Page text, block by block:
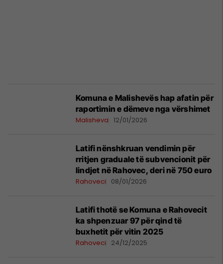
Komuna e Malishevës hap afatin për
raportimin e dëmeve nga vërshimet
Malisheva 12/01/2026
Latifi nënshkruan vendimin për
rritjen graduale të subvencionit për
lindjet në Rahovec, deri në 750 euro
Rahoveci 08/01/2026
Latifi thotë se Komuna e Rahovecit
ka shpenzuar 97 për qind të
buxhetit për vitin 2025
Rahoveci 24/12/2025